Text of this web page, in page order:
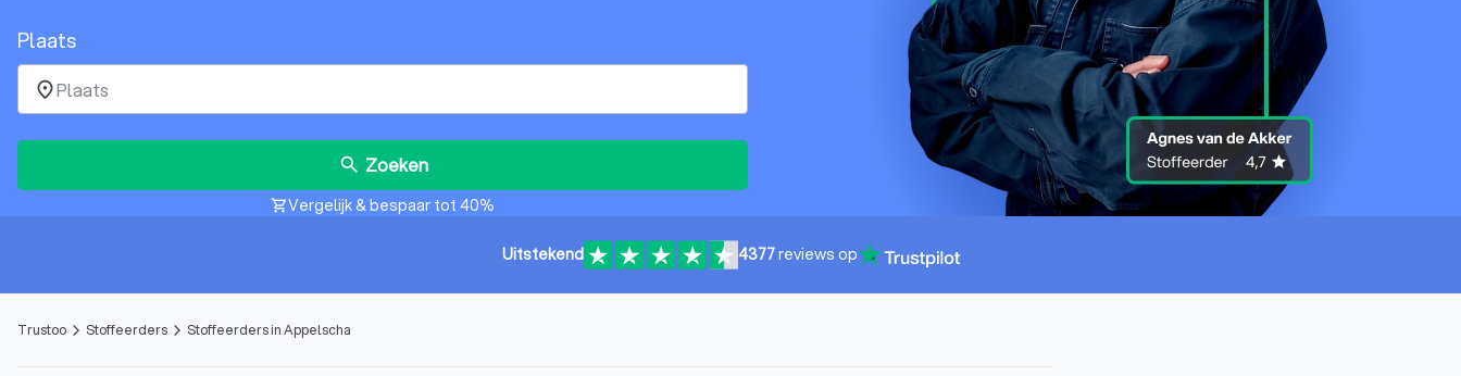
Plaats
place
search Zoeken
shopping_cartVergelijk & bespaar tot 40%
Uitstekend 4377reviews op
Trustoo arrow_forward_ios Stoffeerders arrow_forward_ios Stoffeerders in Appelscha